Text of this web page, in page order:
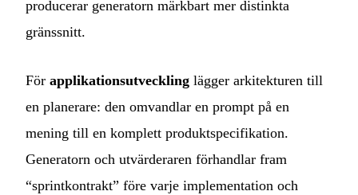
producerar generatorn märkbart mer distinkta
gränssnitt.
För applikationsutveckling lägger arkitekturen till
en planerare: den omvandlar en prompt på en
mening till en komplett produktspecifikation.
Generatorn och utvärderaren förhandlar fram
“sprintkontrakt” före varje implementation och